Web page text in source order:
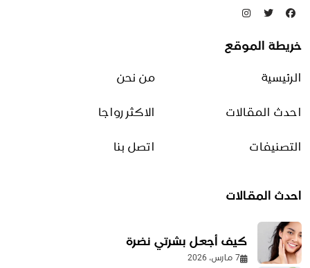
تدوينات عشوائية
بطارية الايفون تخلص بسرعه
20 أغسطس، 2025
خريطة الموقع
الرئيسية من نحن
احدث المقالات الاكثر رواجا
التصنيفات اتصل بنا
احدث المقالات
كيف أجعل بشرتي نضرة
7 مارس، 2026